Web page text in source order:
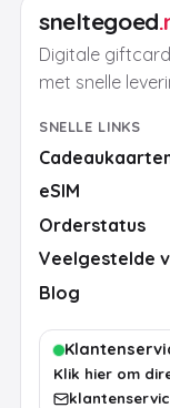
sneltegoed
Digitale
met snelle
SNELLE LINKS
eSIM
Orderstatus
Veelgestelde
Blog
Klik hier om